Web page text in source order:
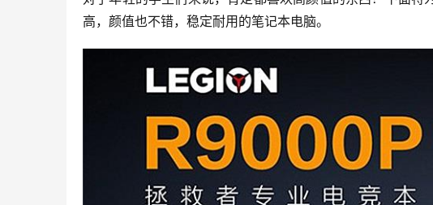
高，颜值也不错，稳定耐用的笔记本电脑。